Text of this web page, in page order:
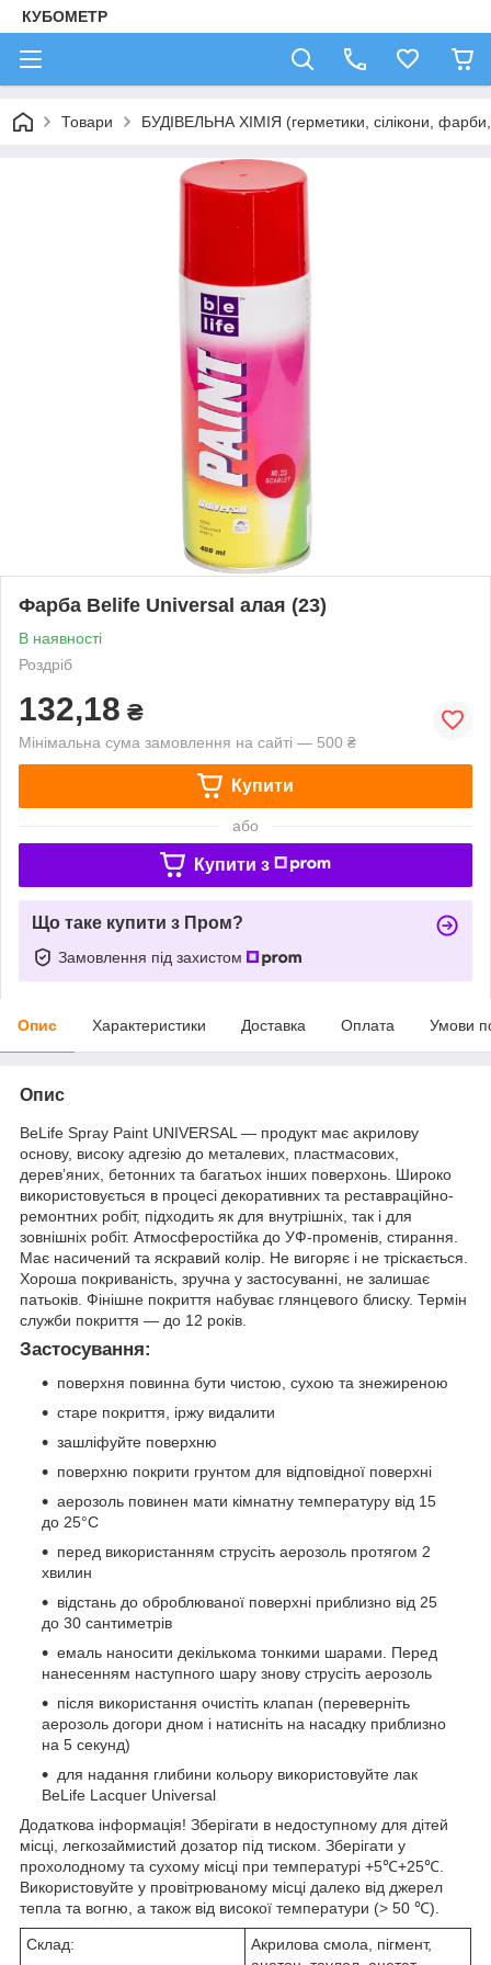
КУБОМЕТР
Товари БУДІВЕЛЬНА ХІМІЯ (герметики, сілікони, фарби,
Фарба Belife Universal алая (23)
В наявності
Роздріб
132,18 ₴
Мінімальна сума замовлення на сайті — 500 ₴
Купити
або
Купити з
Що таке купити з Пром?
Замовлення під захистом
Опис Характеристики Доставка Оплата Умови
Опис
BeLife Spray Paint UNIVERSAL — продукт має акрилову
основу, високу адгезію до металевих, пластмасових,
дерев’яних, бетонних та багатьох інших поверхонь. Широко
використовується в процесі декоративних та реставраційно-
ремонтних робіт, підходить як для внутрішніх, так і для
зовнішніх робіт. Атмосферостійка до УФ-променів, стирання.
Має насичений та яскравий колір. Не вигоряє і не тріскається.
Хороша покриваність, зручна у застосуванні, не залишає
патьоків. Фінішне покриття набуває глянцевого блиску. Термін
служби покриття — до 12 років.
Застосування:
поверхня повинна бути чистою, сухою та знежиреною
старе покриття, іржу видалити
зашліфуйте поверхню
поверхню покрити грунтом для відповідної поверхні
аерозоль повинен мати кімнатну температуру від 15
до 25°C
перед використанням струсіть аерозоль протягом 2
хвилин
відстань до оброблюваної поверхні приблизно від 25
до 30 сантиметрів
емаль наносити декількома тонкими шарами. Перед
нанесенням наступного шару знову струсіть аерозоль
після використання очистіть клапан (переверніть
аерозоль догори дном і натисніть на насадку приблизно
на 5 секунд)
для надання глибини кольору використовуйте лак
BeLife Lacquer Universal
Додаткова інформація! Зберігати в недоступному для дітей
місці, легкозаймистий дозатор під тиском. Зберігати у
прохолодному та сухому місці при температурі +5℃+25℃.
Використовуйте у провітрюваному місці далеко від джерел
тепла та вогню, а також від високої температури (> 50 ℃).
Склад:
Акрилова смола, пігмент,